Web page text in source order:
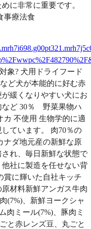
に非常に重要です。
療法食
象? 犬用ドライフード
ど犬が本能的に好む赤
緩くなりやすい犬にお
ど 30％ 野菜果物ハ
不使用 生物学的に適
ています。 肉70％の
ナダ地元産の新鮮な原
れ、毎日新鮮な状態で
社に製造を任せない背
賞に輝いた自社キッチ
材料新鮮アンガス牛肉
(7%)、新鮮ヨークシャ
肉ミール(7%)、豚肉ミ
と赤レンズ豆、丸ごと